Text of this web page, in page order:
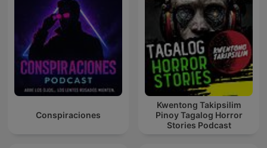
Conspiraciones
Kwentong Takipsilim
Pinoy Tagalog Horror
Stories Podcast